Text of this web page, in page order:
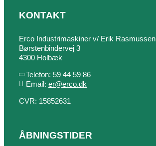
KONTAKT
Erco Industrimaskiner v/ Erik Rasmussen
Børstenbindervej 3
4300 Holbæk
Telefon: 59 44 59 86
Email: er@erco.dk
CVR: 15852631
ÅBNINGSTIDER